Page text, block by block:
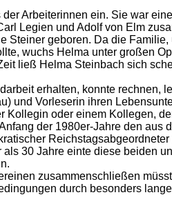
Arbeiterinnen ein. Sie war
Legien und Adolf von Elm
Steiner geboren. Da die Familie,
wuchs Helma unter großen
ließ Helma Steinbach sich
erhalten, konnte rechnen,
und Vorleserin ihren
Kollegin oder einem Kollegen,
der 1980er-Jahre den aus
Reichstagsabgeordneter
30 Jahre einte diese beiden
zusammenschließen
durch besonders